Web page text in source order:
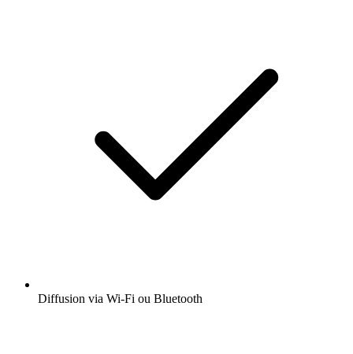
Diffusion via Wi-Fi ou Bluetooth